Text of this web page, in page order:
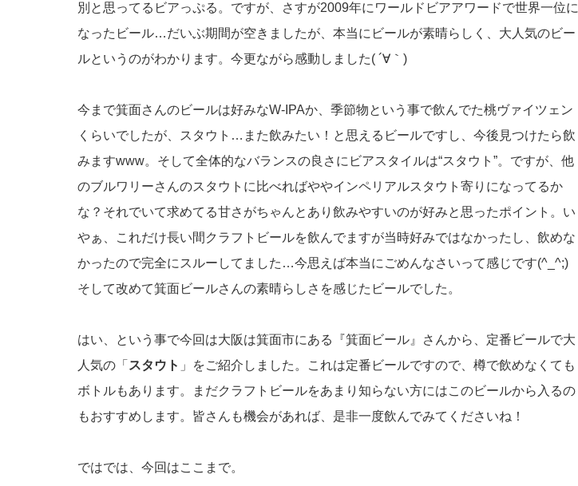
別と思ってるビアっぷる。ですが、さすが2009年にワールドビアアワードで世界一位に
なったビール…だいぶ期間が空きましたが、本当にビールが素晴らしく、大人気のビー
ルというのがわかります。今更ながら感動しました( ´∀｀)
今まで箕面さんのビールは好みなW-IPAか、季節物という事で飲んでた桃ヴァイツェン
くらいでしたが、スタウト…また飲みたい！と思えるビールですし、今後見つけたら飲
みますwww。そして全体的なバランスの良さにビアスタイルは“スタウト”。ですが、他
のブルワリーさんのスタウトに比べればややインペリアルスタウト寄りになってるか
な？それでいて求めてる甘さがちゃんとあり飲みやすいのが好みと思ったポイント。い
やぁ、これだけ長い間クラフトビールを飲んでますが当時好みではなかったし、飲めな
かったので完全にスルーしてました…今思えば本当にごめんなさいって感じです(^_^;)
そして改めて箕面ビールさんの素晴らしさを感じたビールでした。
はい、という事で今回は大阪は箕面市にある『箕面ビール』さんから、定番ビールで大
人気の「 スタウト 」をご紹介しました。これは定番ビールですので、樽で飲めなくても
ボトルもあります。まだクラフトビールをあまり知らない方にはこのビールから入るの
もおすすめします。皆さんも機会があれば、是非一度飲んでみてくださいね！
ではでは、今回はここまで。